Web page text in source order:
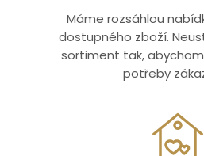
Máme rozsáhlou
dostupného zboží.
sortiment tak,
potřeby